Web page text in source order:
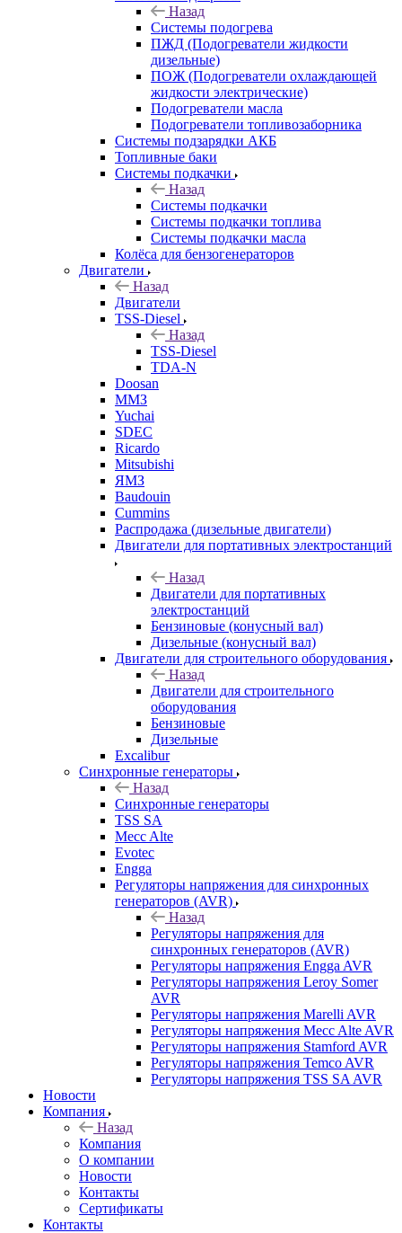
Назад
Системы подогрева
ПЖД (Подогреватели жидкости
дизельные)
ПОЖ (Подогреватели охлаждающей
жидкости электрические)
Подогреватели масла
Подогреватели топливозаборника
Системы подзарядки АКБ
Топливные баки
Системы подкачки
Назад
Системы подкачки
Системы подкачки топлива
Системы подкачки масла
Колёса для бензогенераторов
Двигатели
Назад
Двигатели
TSS-Diesel
Назад
TSS-Diesel
TDA-N
Doosan
ММЗ
Yuchai
SDEC
Ricardo
Mitsubishi
ЯМЗ
Baudouin
Cummins
Распродажа (дизельные двигатели)
Двигатели для портативных электростанций
Назад
Двигатели для портативных
электростанций
Бензиновые (конусный вал)
Дизельные (конусный вал)
Двигатели для строительного оборудования
Назад
Двигатели для строительного
оборудования
Бензиновые
Дизельные
Excalibur
Синхронные генераторы
Назад
Синхронные генераторы
TSS SA
Mecc Alte
Evotec
Engga
Регуляторы напряжения для синхронных
генераторов (AVR)
Назад
Регуляторы напряжения для
синхронных генераторов (AVR)
Регуляторы напряжения Engga AVR
Регуляторы напряжения Leroy Somer
AVR
Регуляторы напряжения Marelli AVR
Регуляторы напряжения Mecc Alte AVR
Регуляторы напряжения Stamford AVR
Регуляторы напряжения Temco AVR
Регуляторы напряжения TSS SA AVR
Новости
Компания
Назад
Компания
О компании
Новости
Контакты
Сертификаты
Контакты